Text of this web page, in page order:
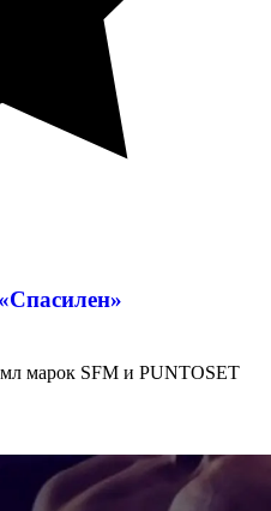
марок SFM и PUNTOSET